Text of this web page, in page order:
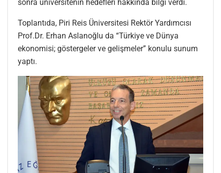
sonra üniversitenin hedefleri hakkında bilgi verdi.
Toplantıda, Piri Reis Üniversitesi Rektör Yardımcısı
Prof.Dr. Erhan Aslanoğlu da “Türkiye ve Dünya
ekonomisi; göstergeler ve gelişmeler” konulu sunum
yaptı.